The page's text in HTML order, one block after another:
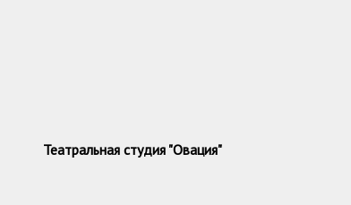
Театральная студия "Овация"